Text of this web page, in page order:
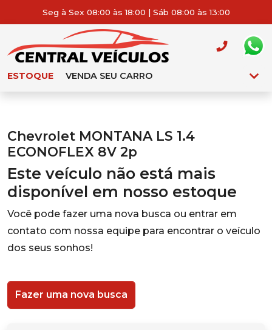
Seg à Sex 08:00 às 18:00 | Sáb 08:00 às 13:00
ESTOQUE VENDA SEU CARRO
Chevrolet MONTANA LS 1.4
ECONOFLEX 8V 2p
Este veículo não está mais
disponível em nosso estoque
Você pode fazer uma nova busca ou entrar em
contato com nossa equipe para encontrar o veículo
dos seus sonhos!
Fazer uma nova busca